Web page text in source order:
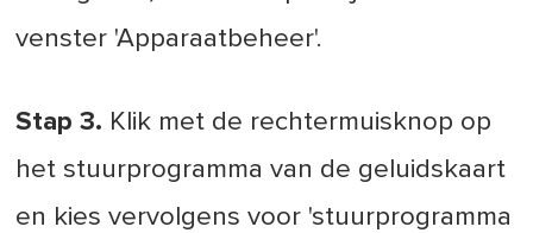
venster 'Apparaatbeheer'.
Stap 3. Klik met de rechtermuisknop op
het stuurprogramma van de geluidskaart
en kies vervolgens voor 'stuurprogramma